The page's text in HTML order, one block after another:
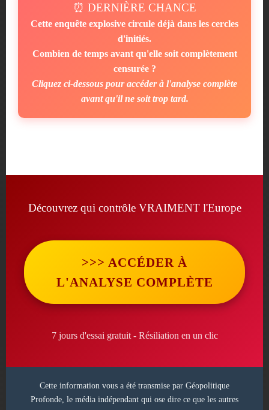
⏰ DERNIÈRE CHANCE
Cette enquête explosive circule déjà dans les cercles
d'initiés.
Combien de temps avant qu'elle soit complètement
censurée ?
Cliquez ci-dessous pour accéder à l'analyse complète
avant qu'il ne soit trop tard.
Découvrez qui contrôle VRAIMENT l'Europe
>>> ACCÉDER À
L'ANALYSE COMPLÈTE
7 jours d'essai gratuit - Résiliation en un clic
Cette information vous a été transmise par Géopolitique
Profonde, le média indépendant qui ose dire ce que les autres